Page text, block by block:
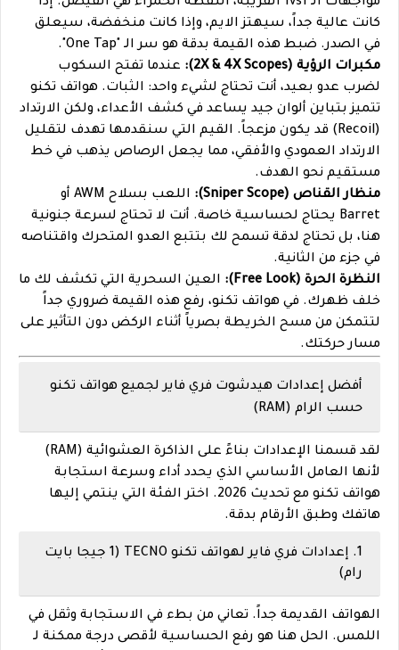
كانت عالية جداً، سيهتز الايم، وإذا كانت منخفضة، سيعلق
في الصدر. ضبط هذه القيمة بدقة هو سر الـ "One Tap".
مكبرات الرؤية (2X & 4X Scopes):
عندما تفتح السكوب
لضرب عدو بعيد، أنت تحتاج لشيء واحد: الثبات. هواتف تكنو
تتميز بتباين ألوان جيد يساعد في كشف الأعداء، ولكن الارتداد
(Recoil) قد يكون مزعجاً. القيم التي سنقدمها تهدف لتقليل
الارتداد العمودي والأفقي، مما يجعل الرصاص يذهب في خط
مستقيم نحو الهدف.
منظار القناص (Sniper Scope):
اللعب بسلاح AWM أو
Barret يحتاج لحساسية خاصة. أنت لا تحتاج لسرعة جنونية
هنا، بل تحتاج لدقة تسمح لك بتتبع العدو المتحرك واقتناصه
في جزء من الثانية.
النظرة الحرة (Free Look):
العين السحرية التي تكشف لك ما
خلف ظهرك. في هواتف تكنو، رفع هذه القيمة ضروري جداً
لتتمكن من مسح الخريطة بصرياً أثناء الركض دون التأثير على
مسار حركتك.
أفضل إعدادات هيدشوت فري فاير لجميع هواتف تكنو
حسب الرام (RAM)
لقد قسمنا الإعدادات بناءً على الذاكرة العشوائية (RAM)
لأنها العامل الأساسي الذي يحدد أداء وسرعة استجابة
هواتف تكنو مع تحديث 2026. اختر الفئة التي ينتمي إليها
هاتفك وطبق الأرقام بدقة.
1. إعدادات فري فاير لهواتف تكنو TECNO (1 جيجا بايت
رام)
الهواتف القديمة جداً. تعاني من بطء في الاستجابة وثقل في
اللمس. الحل هنا هو رفع الحساسية لأقصى درجة ممكنة لـ